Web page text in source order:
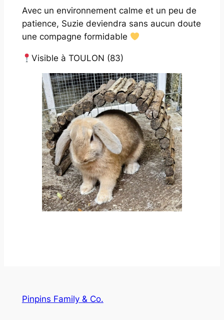
Avec un environnement calme et un peu de
patience, Suzie deviendra sans aucun doute
une compagne formidable
Visible à TOULON (83)
Pinpins Family & Co.